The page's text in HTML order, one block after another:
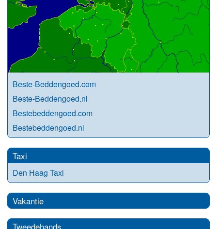
Beste-Beddengoed.com
Beste-Beddengoed.nl
Bestebeddengoed.com
Bestebeddengoed.nl
Taxi
Den Haag Taxi
Vakantie
Tweedehands